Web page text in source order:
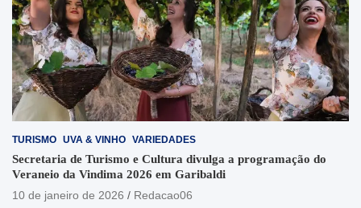
TURISMO UVA & VINHO VARIEDADES
Secretaria de Turismo e Cultura divulga a programação do
Veraneio da Vindima 2026 em Garibaldi
10 de janeiro de 2026
Redacao06